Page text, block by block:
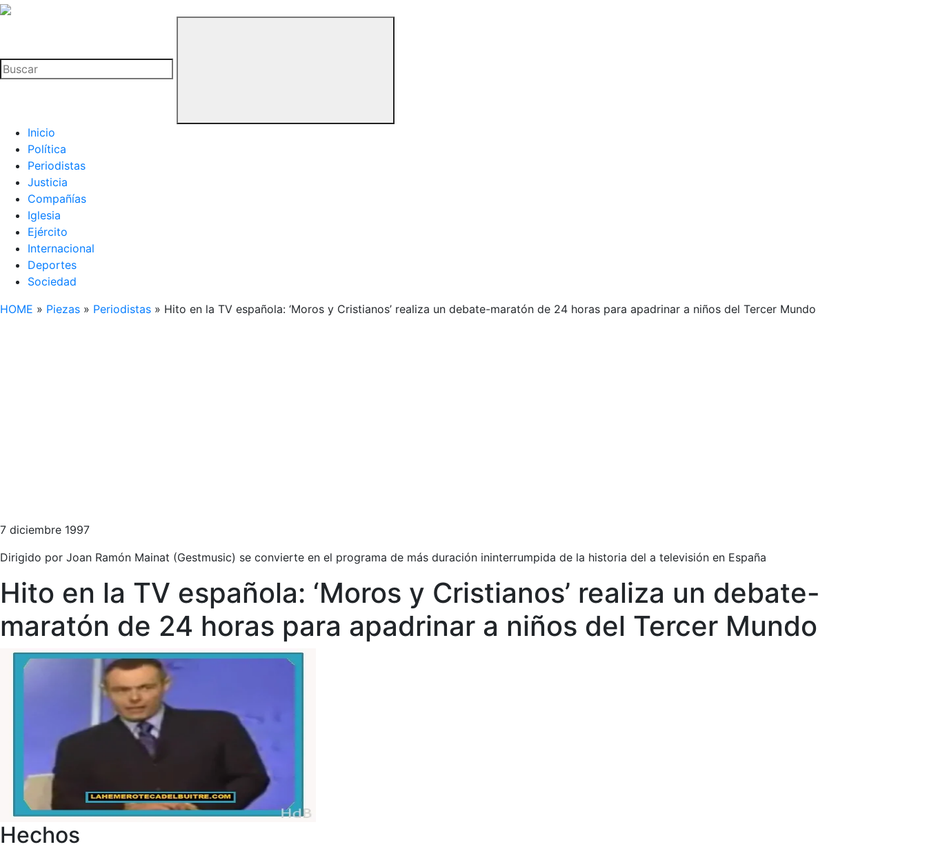
La
Buitre
Inicio
Política
Periodistas
Justicia
Compañías
Iglesia
Ejército
Internacional
Deportes
Sociedad
HOME » Piezas » Periodistas » Hito en la TV española: ‘Moros y Cristianos’ realiza un debate-maratón de 24 horas para apadrinar a niños del Tercer Mundo
7 diciembre 1997
Dirigido por Joan Ramón Mainat (Gestmusic) se convierte en el programa de más duración ininterrumpida de la historia del a televisión en España
Hito en la TV española: ‘Moros y Cristianos’ realiza un debate-
maratón de 24 horas para apadrinar a niños del Tercer Mundo
Hechos